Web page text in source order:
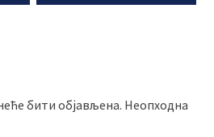
бити објављена. Неопходна